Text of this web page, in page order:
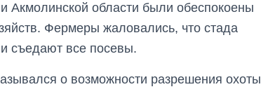
Акмолинской области были обеспокоены
Фермеры жаловались, что стада
съедают все посевы.
о возможности разрешения охоты